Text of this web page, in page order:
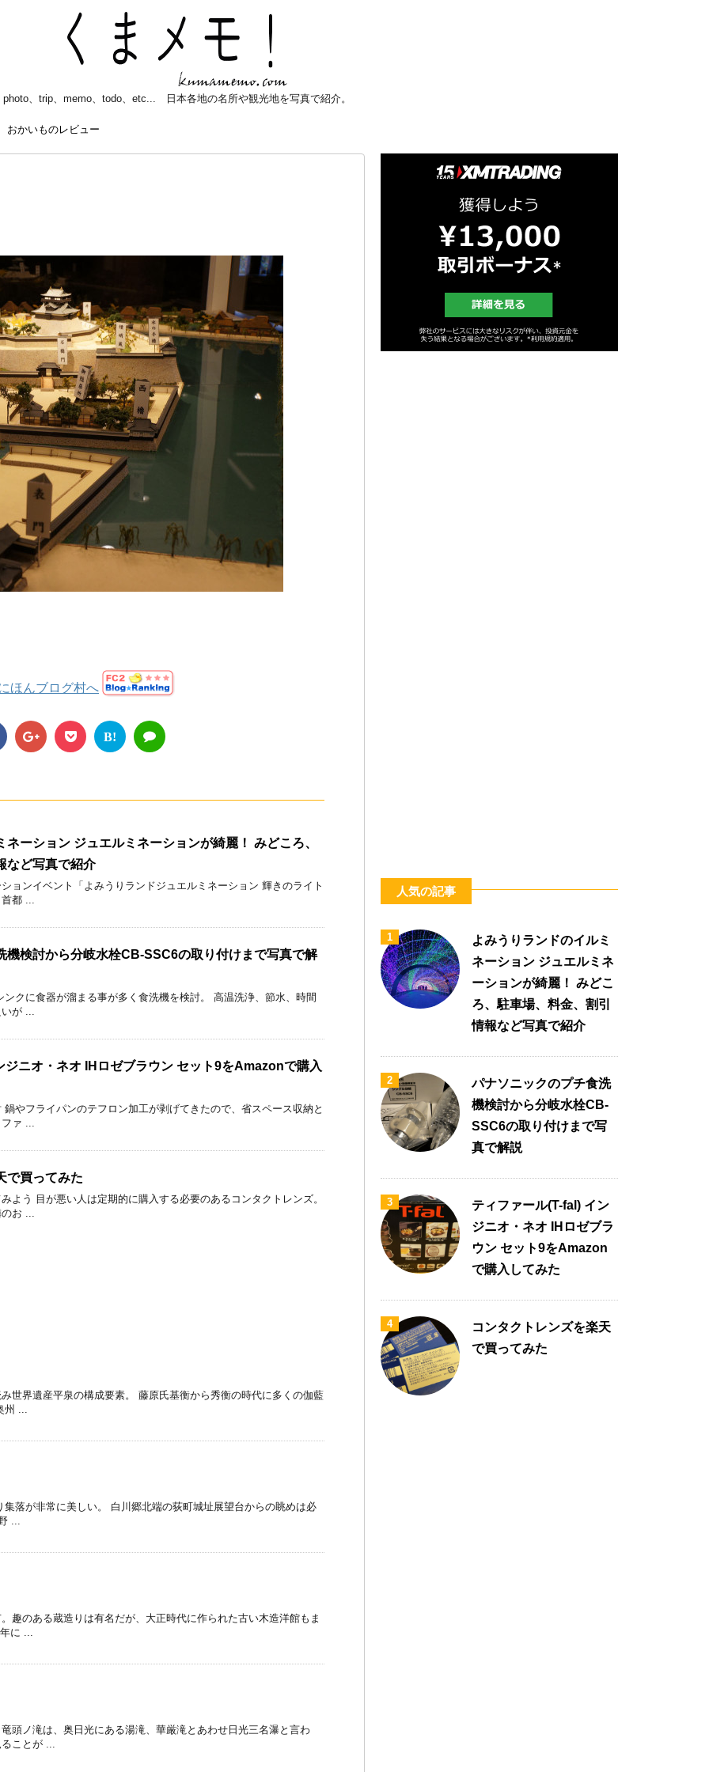
photo、trip、memo、todo、etc... 日本各地の名所や観光地を写真で紹介。
おかいものレビュー
B!
ーション ジュエルミネーションが綺麗！ みどころ、
など写真で紹介
ョンイベント「よみうりランドジュエルミネーション 輝きのライト
都 ...
機検討から分岐水栓CB-SSC6の取り付けまで写真で解
クに食器が溜まる事が多く食洗機を検討。 高温洗浄、節水、時間
が ...
ジニオ・ネオ IHロゼブラウン セット9をAmazonで購入
やフライパンのテフロン加工が剥げてきたので、省スペース収納と
ァ ...
で買ってみた
よう 目が悪い人は定期的に購入する必要のあるコンタクトレンズ。
お ...
世界遺産平泉の構成要素。 藤原氏基衡から秀衡の時代に多くの伽藍
州 ...
落が非常に美しい。 白川郷北端の荻町城址展望台からの眺めは必
...
趣のある蔵造りは有名だが、大正時代に作られた古い木造洋館もま
に ...
頭ノ滝は、奥日光にある湯滝、華厳滝とあわせ日光三名瀑と言わ
ことが ...
人気の記事
1
よみうりランドのイルミ
ネーション ジュエルミネ
ーションが綺麗！ みどこ
ろ、駐車場、料金、割引
情報など写真で紹介
2
パナソニックのプチ食洗
機検討から分岐水栓CB-
SSC6の取り付けまで写
真で解説
3
ティファール(T-fal) イン
ジニオ・ネオ IHロゼブラ
ウン セット9をAmazon
で購入してみた
4
コンタクトレンズを楽天
で買ってみた